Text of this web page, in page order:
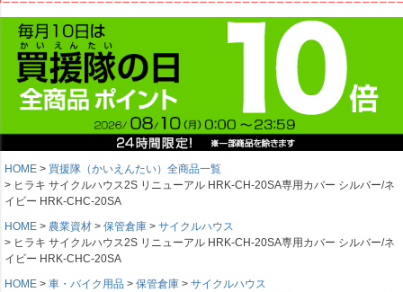
HOME
買援隊（かいえんたい）全商品一覧
ヒラキ サイクルハウス2S リニューアル HRK-CH-20SA専用カバー シルバー/ネ
イビー HRK-CHC-20SA
HOME
農業資材 保管倉庫
サイクルハウス
ヒラキ サイクルハウス2S リニューアル HRK-CH-20SA専用カバー シルバー/ネ
イビー HRK-CHC-20SA
HOME
車・バイク用品 保管倉庫
サイクルハウス